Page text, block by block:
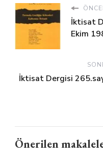
İktisat
Ekim
İktisat Dergisi
Önerilen